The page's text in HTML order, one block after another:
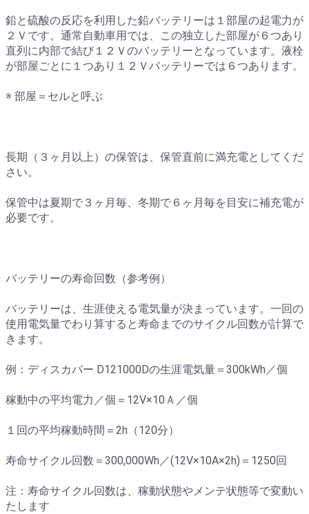
鉛と硫酸の反応を利用した鉛バッテリーは１部屋の起電力が
２Ｖです。通常自動車用では、この独立した部屋が６つあり
直列に内部で結び１２Ｖのバッテリーとなっています。液栓
が部屋ごとに１つあり１２Ｖバッテリーでは６つあります。
※ 部屋＝セルと呼ぶ
長期（３ヶ月以上）の保管は、保管直前に満充電としてくだ
さい。
保管中は夏期で３ヶ月毎、冬期で６ヶ月毎を目安に補充電が
必要です。
バッテリーの寿命回数（参考例）
バッテリーは、生涯使える電気量が決まっています。一回の
使用電気量でわり算すると寿命までのサイクル回数が計算で
きます。
例：ディスカバー D121000Dの生涯電気量＝300kWh／個
稼動中の平均電力／個＝12V×10Ａ／個
１回の平均稼動時間＝2h（120分）
寿命サイクル回数＝300,000Wh／(12V×10A×2h)＝1250回
注：寿命サイクル回数は、稼動状態やメンテ状態等で変動い
たします